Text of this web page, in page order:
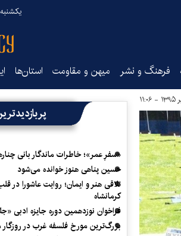
یکشنبه ۱۸ مرداد
فرهنگ و نشر میهن و مقاومت استان‌ها
«سفرِ عمر»؛ خاطرات ماندگار بانی
حسین پناهی هنوز خوانده می‌شود
تلاقی هنر و ایمان؛ روایت عاشورا در
کرمانشاه
فراخوان نوزدهمین دوره جایزه ادبی
بزرگ‌ترین مورخ فلسفه غرب در روزگار